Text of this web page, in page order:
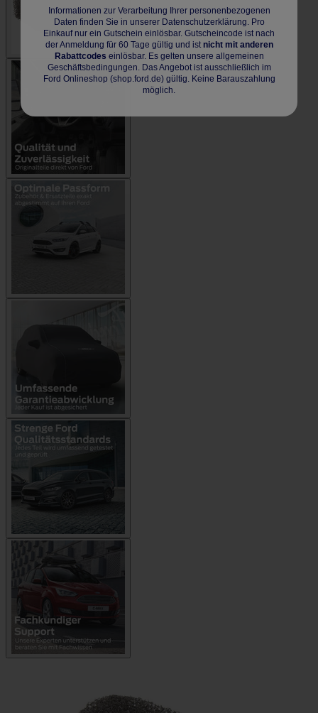
Informationen zur Verarbeitung Ihrer personenbezogenen
Daten finden Sie in unserer Datenschutzerklärung. Pro
Einkauf nur ein Gutschein einlösbar. Gutscheincode ist nach
der Anmeldung für 60 Tage gültig und ist nicht mit anderen
Rabattcodes einlösbar. Es gelten unsere allgemeinen
Geschäftsbedingungen. Das Angebot ist ausschließlich im
Ford Onlineshop (shop.ford.de) gültig. Keine Barauszahlung
möglich.